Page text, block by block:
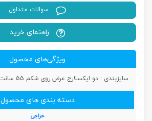
سوالات متداول
راهنمای خرید
ویژگی‌های محصول
سایزبندی : دو ایکسلارج عرض روی شکم 55 سانت ارتفاع 75 سانت
دسته بندی های محصول
حراجی